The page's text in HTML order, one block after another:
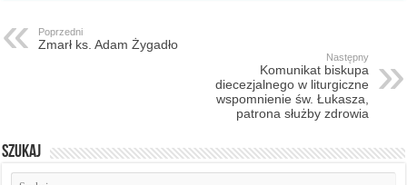
Poprzedni
Zmarł ks. Adam Żygadło
Następny
Komunikat biskupa
diecezjalnego w liturgiczne
wspomnienie św. Łukasza,
patrona służby zdrowia
Szukaj